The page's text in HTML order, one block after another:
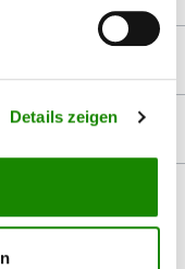
Details zeigen